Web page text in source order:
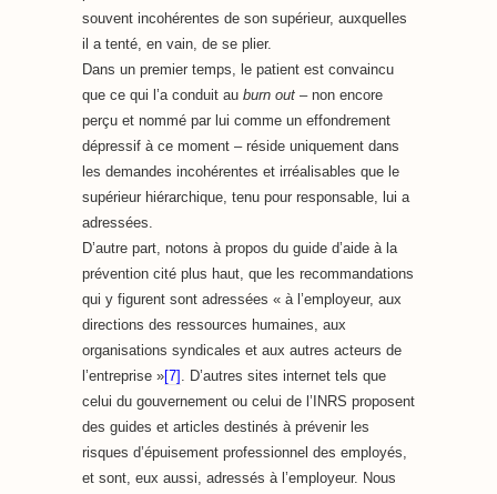
souvent incohérentes de son supérieur, auxquelles
il a tenté, en vain, de se plier.
Dans un premier temps, le patient est convaincu
que ce qui l’a conduit au burn out – non encore
perçu et nommé par lui comme un effondrement
dépressif à ce moment – réside uniquement dans
les demandes incohérentes et irréalisables que le
supérieur hiérarchique, tenu pour responsable, lui a
adressées.
D’autre part, notons à propos du guide d’aide à la
prévention cité plus haut, que les recommandations
qui y figurent sont adressées « à l’employeur, aux
directions des ressources humaines, aux
organisations syndicales et aux autres acteurs de
l’entreprise »[7] . D’autres sites internet tels que
celui du gouvernement ou celui de l’INRS proposent
des guides et articles destinés à prévenir les
risques d’épuisement professionnel des employés,
et sont, eux aussi, adressés à l’employeur. Nous